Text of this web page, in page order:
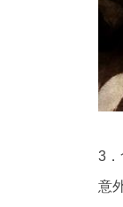
3．
意